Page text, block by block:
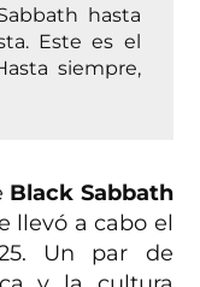
hasta
Este es el
siempre,
Black Sabbath
llevó a cabo el
Un par de